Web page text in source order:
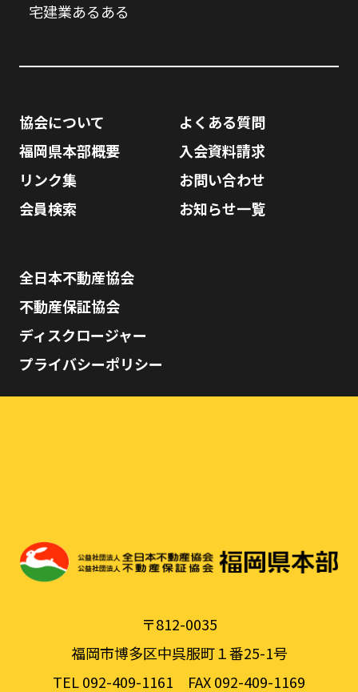
宅建業あるある
協会について
福岡県本部概要
リンク集
会員検索
よくある質問
入会資料請求
お問い合わせ
お知らせ一覧
全日本不動産協会
不動産保証協会
ディスクロージャー
プライバシーポリシー
〒812-0035
福岡市博多区中呉服町１番25-1号
TEL 092-409-1161
FAX 092-409-1169